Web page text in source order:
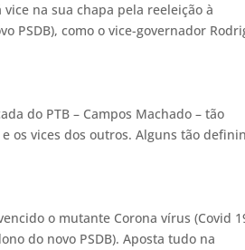
vice na sua chapa pela reeleição à
PSDB), como o vice-governador
do PTB – Campos Machado – tão
os vices dos outros. Alguns tão
o mutante Corona vírus (Covid
do novo PSDB). Aposta tudo na